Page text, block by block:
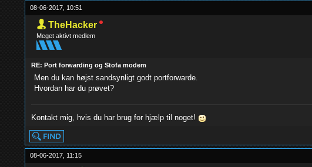
08-06-2017, 10:51
TheHacker
Meget aktivt medlem
RE: Port forwarding og Stofa modem
Men du kan højst sandsynligt godt portforwarde.
Hvordan har du prøvet?
Kontakt mig, hvis du har brug for hjælp til noget!
08-06-2017, 11:15